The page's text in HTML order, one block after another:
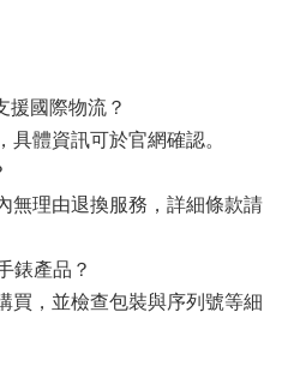
援國際物流？
體資訊可於官網確認。
無理由退換服務，詳細條款請
錶產品？
買，並檢查包裝與序列號等細